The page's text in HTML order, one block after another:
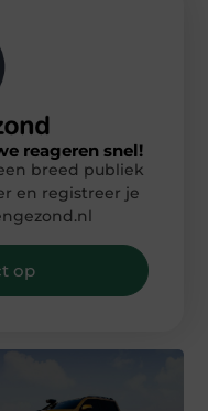
reageren snel!
breed publiek
en registreer je
op